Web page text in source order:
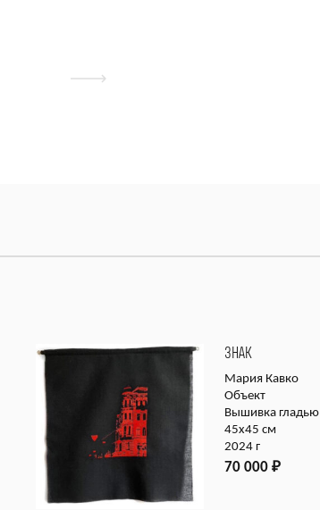
ЗНАК
Мария Кавко
Объект
Вышивка гладью
45х45 см
2024 г
70 000 ₽